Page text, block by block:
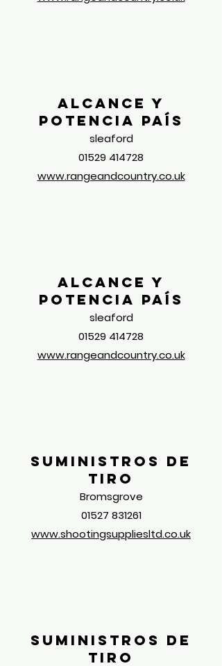
Alcance y
potencia País
sleaford
01529 414728
www.rangeandcountry.co.uk
Alcance y
potencia País
sleaford
01529 414728
www.rangeandcountry.co.uk
Suministros de
tiro
Bromsgrove
01527 831261
www.shootingsuppliesltd.co.uk
Suministros de
tiro